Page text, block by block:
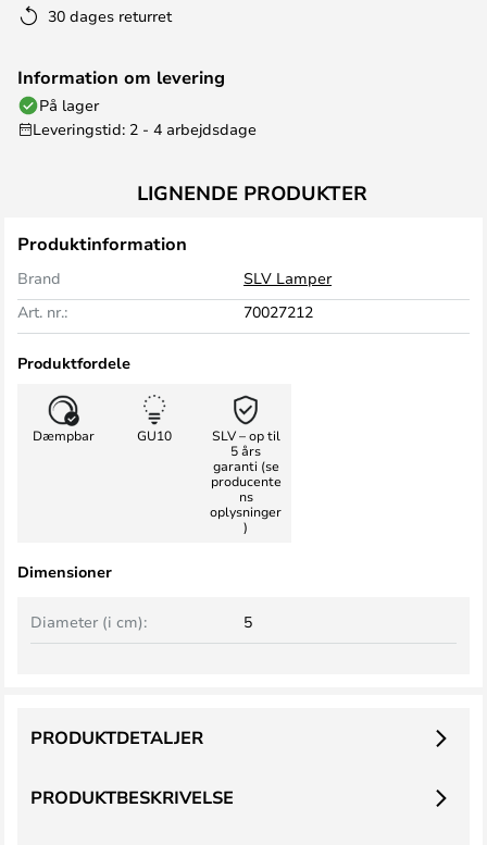
30 dages returret
Information om levering
På lager
Leveringstid: 2 - 4 arbejdsdage
LIGNENDE PRODUKTER
Produktinformation
Brand
SLV Lamper
Art. nr.:
70027212
Produktfordele
Dæmpbar GU10
SLV – op til
5 års
garanti (se
producente
ns
oplysninger
)
Dimensioner
Diameter (i cm): 5
PRODUKTBESKRIVELSE
PRODUKTDETALJER